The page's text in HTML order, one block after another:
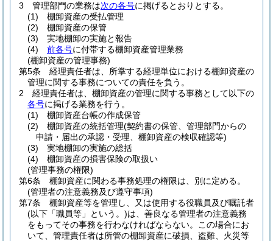
3
管理部門の業務は次の各号に掲げるとおりとする。
(1)
棚卸資産の受払管理
(2)
棚卸資産の保管
(3)
実地棚卸の実施と報告
(4)
前各号に付帯する棚卸資産管理業務
(棚卸資産の管理事務)
第5条
経理責任者は、所掌する経理単位における棚卸資産の
管理に関する事務についての責任を負う。
2
経理責任者は、棚卸資産の管理に関する事務として以下の
各号に掲げる業務を行う。
(1)
棚卸資産台帳の作成保管
(2)
棚卸資産の統括管理(契約書の保管、管理部門からの
申請・届出の承認・受理、棚卸資産の検収確認等)
(3)
実地棚卸の実施の総括
(4)
棚卸資産の損害保険の取扱い
(管理事務の権限)
第6条
棚卸資産に関わる事務処理の権限は、別に定める。
(管理者の注意義務及び遵守事項)
第7条
棚卸資産等を管理し、又は使用する役職員及び嘱託者
(以下「職員等」という。)は、善良なる管理者の注意義務
をもってその事務を行わなければならない。
この場合にお
いて、管理責任者は所管の棚卸資産に破損、盗難、火災等